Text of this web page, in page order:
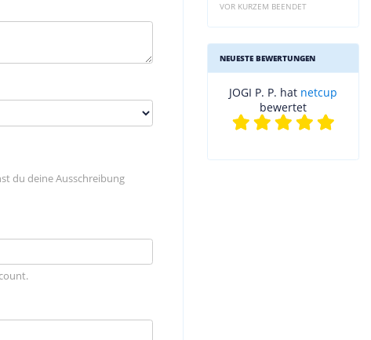
du deine Ausschreibung
VOR KURZEM BEENDET
NEUESTE BEWERTUNGEN
JOGI P. P. hat netcup
bewertet